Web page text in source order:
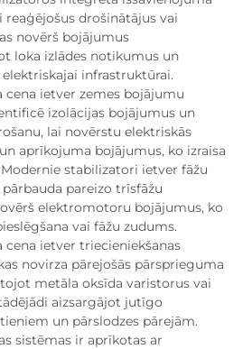
drošinātājus vai
novērš bojājumus
loka izlādes notikumus un
infrastruktūrai.
ietver zemes bojājumu
izolācijas bojājumus un
lai novērstu elektriskās
aprīkojuma bojājumus, ko izraisa
stabilizatori ietver fāžu
pareizo trīsfāžu
elektromotoru bojājumus, ko
vai fāžu zudums.
ietver triecieniekšanas
novirza pārejošās pārsprieguma
metāla oksīda varistorus vai
aizsargājot jutīgo
un pārslodzes pārejām.
sistēmas ir aprīkotas ar